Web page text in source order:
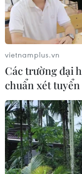
vietnamplus.vn
Các trường đại
chuẩn xét